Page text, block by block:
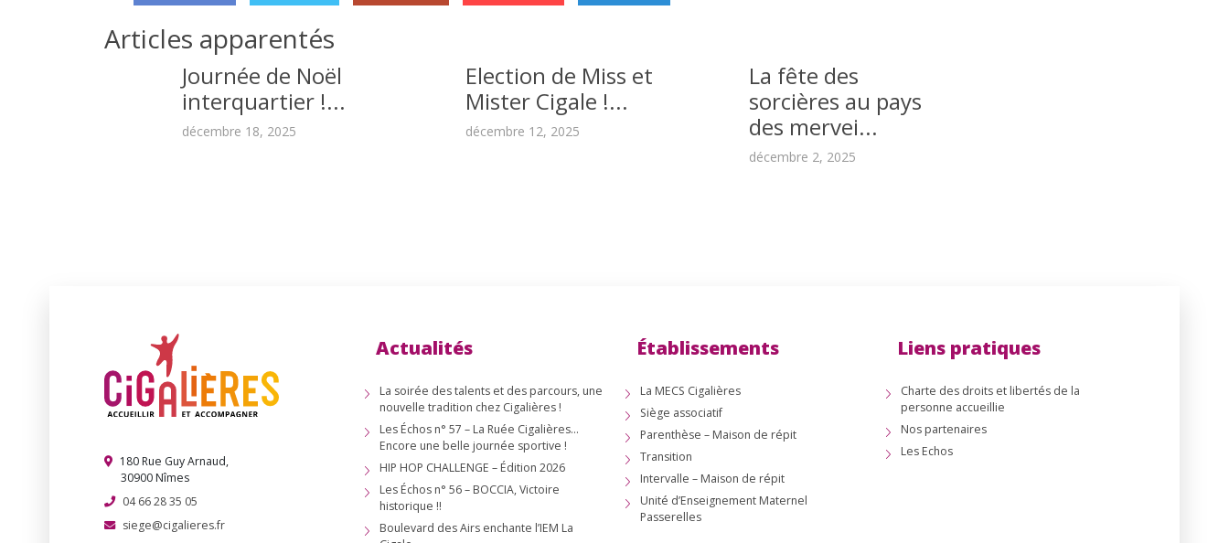
Articles apparentés
Journée de Noël
interquartier !...
décembre 18, 2025
Election de Miss et
Mister Cigale !...
décembre 12, 2025
La fête des
sorcières au pays
des mervei...
décembre 2, 2025
180 Rue Guy Arnaud,
30900 Nîmes
04 66 28 35 05
siege@cigalieres.fr
Actualités
La soirée des talents et des parcours, une
nouvelle tradition chez Cigalières !
Les Échos n° 57 – La Ruée Cigalières…
Encore une belle journée sportive !
HIP HOP CHALLENGE – Édition 2026
Les Échos n° 56 – BOCCIA, Victoire
historique !!
Boulevard des Airs enchante l’IEM La
Établissements
La MECS Cigalières
Siège associatif
Parenthèse – Maison de répit
Transition
Intervalle – Maison de répit
Unité d’Enseignement Maternel
Passerelles
Liens pratiques
Charte des droits et libertés de la
personne accueillie
Nos partenaires
Les Echos